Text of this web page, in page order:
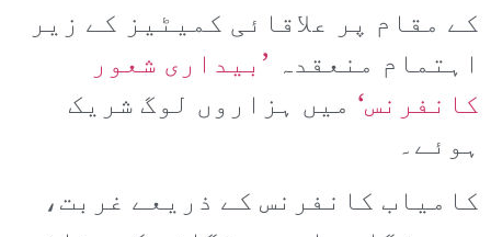
کے مقام پر علاقائی کمیٹیز کے زیر
اہتمام منعقدہ ’بیداری شعور
کانفرنس‘ میں ہزاروں لوگ شریک
ہوئے۔
کامیاب کانفرنس کے ذریعے غربت،